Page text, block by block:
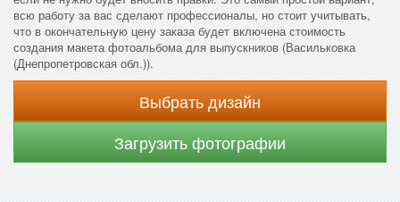
всю работу за вас сделают профессионалы, но стоит учитывать,
что в окончательную цену заказа будет включена стоимость
создания макета фотоальбома для выпускников (Васильковка
(Днепропетровская обл.)).
Выбрать дизайн
Загрузить фотографии